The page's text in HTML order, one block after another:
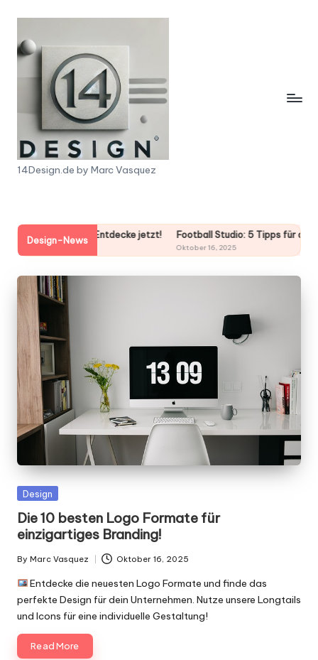
content
1
D
e
s
i
g
n
.
d
e
14Design.de by Marc Vasquez
Design-News
Entdecke jetzt! Football Studio: 5 Tipps für dein perfektes Spiel!
Posted
Design
Die 10 besten Logo Formate für
einzigartiges Branding!
Posted
by
By Marc Vasquez Oktober 16, 2025
Entdecke die neuesten Logo Formate und finde das
perfekte Design für dein Unternehmen. Nutze unsere Longtails
und Icons für eine individuelle Gestaltung!
Read More